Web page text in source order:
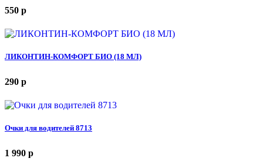
550 p
ЛИКОНТИН-КОМФОРТ БИО (18 МЛ)
290 p
Очки для водителей 8713
1 990 p